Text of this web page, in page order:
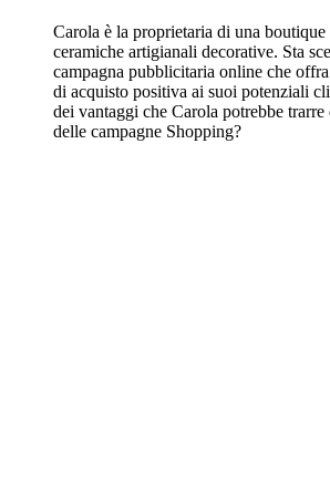
Carola è la proprietaria di una boutique
ceramiche artigianali decorative. Sta
campagna pubblicitaria online che offra
di acquisto positiva ai suoi potenziali
dei vantaggi che Carola potrebbe
delle campagne Shopping?